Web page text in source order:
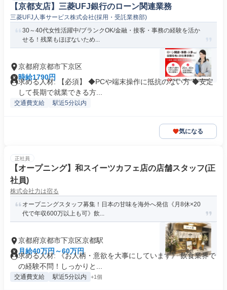
【京都支店】三菱UFJ銀行のローン関連業務
三菱UFJ人事サービス株式会社(採用・受託業務部)
30～40代女性活躍中/ブランクOK/金融・接客・事務の経験を活か
せる！残業もほぼないため...
京都府京都市下京区
時給1790円
求める人材: 【必須】 ◆PCや端末操作に抵抗のない方 ◆安定
して長期で就業できる方...
交通費支給 駅近5分以内
気になる
正社員
【オープニング】和スイーツカフェ店の店舗スタッフ(正
社員)
株式会社力は宿る
オープニングスタッフ募集！日本の甘味を海外へ発信《月8休×20
代で年収600万以上も可》飲...
京都府京都市下京区京都駅
月給40万円～60万円
求める人材: 《お人柄・意欲を大事にしています》 飲食業界で
の経験不問！しっかりと...
交通費支給 駅近5分以内 +1個